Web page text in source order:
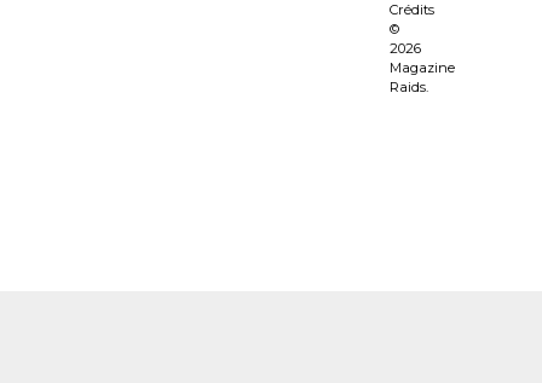
Crédits
©
2026
Magazine
Raids.